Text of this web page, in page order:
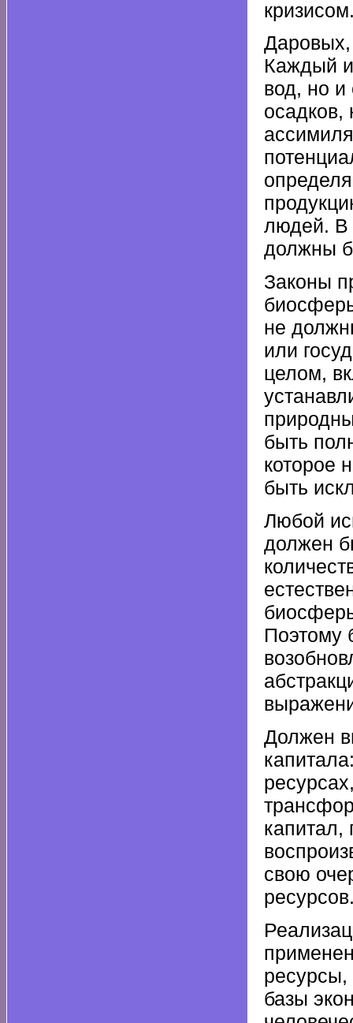
Даровых,
Каждый
вод, но и
осадков,
людей. В
должны
Законы
не
или
целом,
быть
которое
быть
Любой
должен
Поэтому
Должен
капитал,
свою
ресурсы,
базы